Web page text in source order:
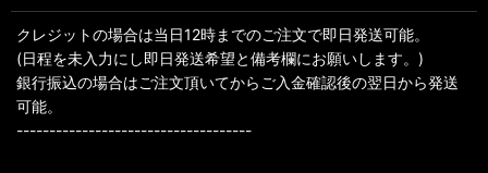
クレジットの場合は当日12時までのご注文で即日発送可能。
(日程を未入力にし即日発送希望と備考欄にお願いします。)
銀行振込の場合はご注文頂いてからご入金確認後の翌日から発送
可能。
------------------------------------